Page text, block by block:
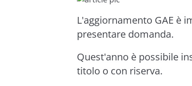
L'aggiornamento GAE è
presentare domanda.
Quest'anno è possibile
titolo o con riserva.